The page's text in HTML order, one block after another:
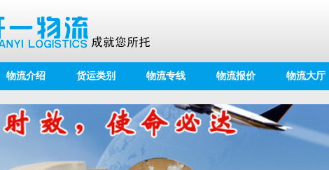
物流介绍 货运类别 物流专线 物流报价 物流大厅